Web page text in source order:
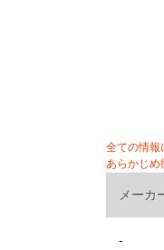
全ての情報
あらかじめ
メーカ
-